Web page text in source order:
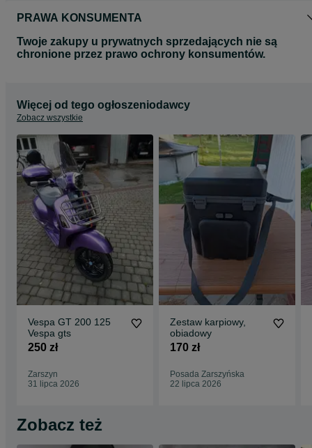
PRAWA KONSUMENTA
Twoje zakupy u prywatnych sprzedających nie są
chronione przez prawo ochrony konsumentów.
Więcej od tego ogłoszeniodawcy
Zobacz wszystkie
Vespa GT 200 125
Vespa gts
250 zł
Zarszyn
31 lipca 2026
Zestaw karpiowy,
obiadowy
170 zł
Posada Zarszyńska
22 lipca 2026
Zobacz też